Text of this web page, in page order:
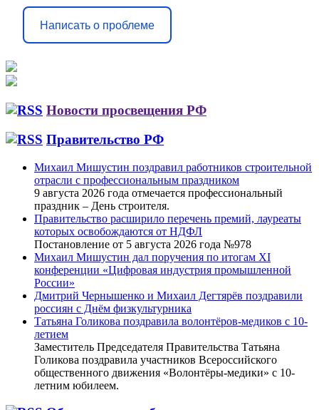
Написать о проблеме
Новости просвещения РФ
Правительство РФ
Михаил Мишустин поздравил работников строительной
отрасли с профессиональным праздником
9 августа 2026 года отмечается профессиональный
праздник – День строителя.
Правительство расширило перечень премий, лауреаты
которых освобождаются от НДФЛ
Постановление от 5 августа 2026 года №978
Михаил Мишустин дал поручения по итогам XI
конференции «Цифровая индустрия промышленной
России»
Дмитрий Чернышенко и Михаил Дегтярёв поздравили
россиян с Днём физкультурника
Татьяна Голикова поздравила волонтёров-медиков с 10-
летием
Заместитель Председателя Правительства Татьяна
Голикова поздравила участников Всероссийского
общественного движения «Волонтёры-медики» с 10-
летним юбилеем.